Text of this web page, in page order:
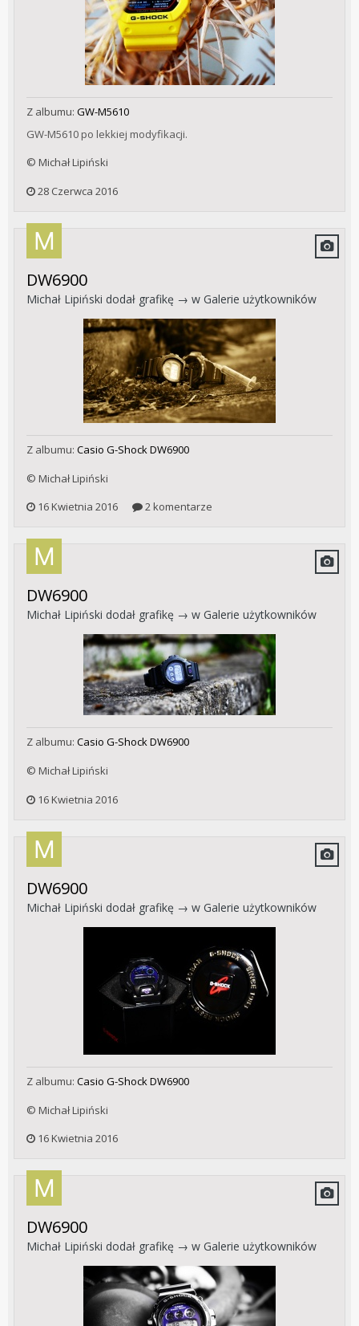
Z albumu: GW-M5610
GW-M5610 po lekkiej modyfikacji.
© Michał Lipiński
28 Czerwca 2016
DW6900
Michał Lipiński dodał grafikę → w Galerie użytkowników
Z albumu: Casio G-Shock DW6900
© Michał Lipiński
16 Kwietnia 2016
2 komentarze
DW6900
Michał Lipiński dodał grafikę → w Galerie użytkowników
Z albumu: Casio G-Shock DW6900
© Michał Lipiński
16 Kwietnia 2016
DW6900
Michał Lipiński dodał grafikę → w Galerie użytkowników
Z albumu: Casio G-Shock DW6900
© Michał Lipiński
16 Kwietnia 2016
DW6900
Michał Lipiński dodał grafikę → w Galerie użytkowników